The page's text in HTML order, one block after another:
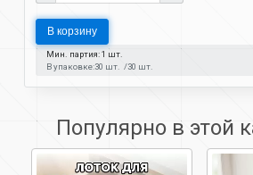
В корзину
Мин. партия: 1 шт.
В упаковке:30 шт. 30 шт.
Популярно в этой